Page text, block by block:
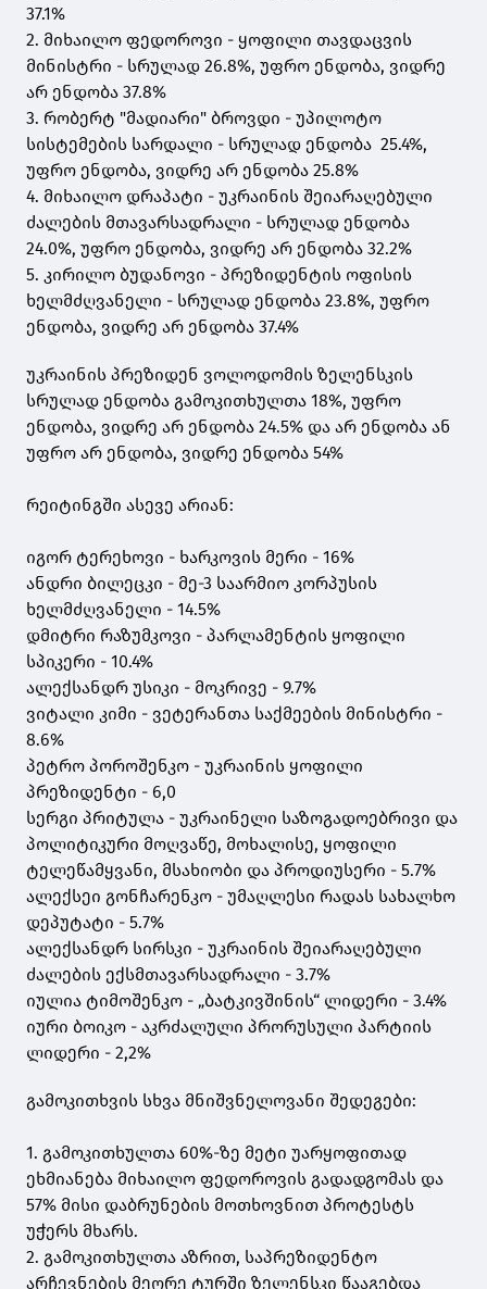
37.1%
2. მიხაილო ფედოროვი - ყოფილი თავდაცვის
მინისტრი - სრულად 26.8%, უფრო ენდობა, ვიდრე
არ ენდობა 37.8%
3. რობერტ "მადიარი" ბროვდი - უპილოტო
სისტემების სარდალი - სრულად ენდობა 25.4%,
უფრო ენდობა, ვიდრე არ ენდობა 25.8%
4. მიხაილო დრაპატი - უკრაინის შეიარაღებული
ძალების მთავარსადრალი - სრულად ენდობა
24.0%, უფრო ენდობა, ვიდრე არ ენდობა 32.2%
5. კირილო ბუდანოვი - პრეზიდენტის ოფისის
ხელმძღვანელი - სრულად ენდობა 23.8%, უფრო
ენდობა, ვიდრე არ ენდობა 37.4%
უკრაინის პრეზიდენ ვოლოდომის ზელენსკის
სრულად ენდობა გამოკითხულთა 18%, უფრო
ენდობა, ვიდრე არ ენდობა 24.5% და არ ენდობა ან
უფრო არ ენდობა, ვიდრე ენდობა 54%
რეიტინგში ასევე არიან:
იგორ ტერეხოვი - ხარკოვის მერი - 16%
ანდრი ბილეცკი - მე-3 საარმიო კორპუსის
ხელმძღვანელი - 14.5%
დმიტრი რაზუმკოვი - პარლამენტის ყოფილი
სპიკერი - 10.4%
ალექსანდრ უსიკი - მოკრივე - 9.7%
ვიტალი კიმი - ვეტერანთა საქმეების მინისტრი -
8.6%
პეტრო პოროშენკო - უკრაინის ყოფილი
პრეზიდენტი - 6,0
სერგი პრიტულა - უკრაინელი საზოგადოებრივი და
პოლიტიკური მოღვაწე, მოხალისე, ყოფილი
ტელეწამყვანი, მსახიობი და პროდიუსერი - 5.7%
ალექსეი გონჩარენკო - უმაღლესი რადას სახალხო
დეპუტატი - 5.7%
ალექსანდრ სირსკი - უკრაინის შეიარაღებული
ძალების ექსმთავარსადრალი - 3.7%
იულია ტიმოშენკო - „ბატკივშინის“ ლიდერი - 3.4%
იური ბოიკო - აკრძალული პრორუსული პარტიის
ლიდერი - 2,2%
გამოკითხვის სხვა მნიშვნელოვანი შედეგები:
1. გამოკითხულთა 60%-ზე მეტი უარყოფითად
ეხმიანება მიხაილო ფედოროვის გადადგომას და
57% მისი დაბრუნების მოთხოვნით პროტესტს
უჭერს მხარს.
2. გამოკითხულთა აზრით, საპრეზიდენტო
არჩევნების მეორე ტურში ზელენსკი წააგებდა